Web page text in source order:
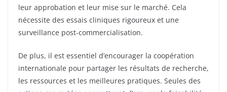
leur approbation et leur mise sur le marché. Cela
nécessite des essais cliniques rigoureux et une
surveillance post-commercialisation.
De plus, il est essentiel d’encourager la coopération
internationale pour partager les résultats de recherche,
les ressources et les meilleures pratiques. Seules des